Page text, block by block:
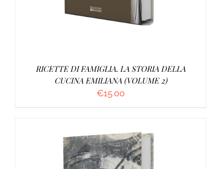
RICETTE DI FAMIGLIA. LA STORIA DELLA
CUCINA EMILIANA (VOLUME 2)
€15.00